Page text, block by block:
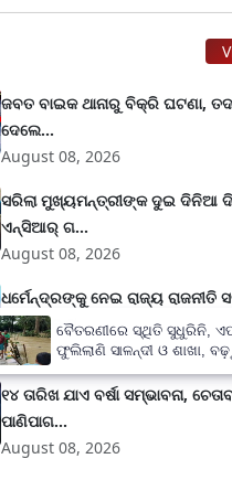
ଜବତ ବାଇକ ଥାନାରୁ ବିକ୍ରି ଘଟଣା,
ଦେଲେ...
August 08, 2026
ସରିଲା ମୁଖ୍ୟମନ୍ତ୍ରୀଙ୍କ ଦୁଇ ଦିନିଆ
ଏନ୍‌ସିଆର୍ ଗ...
August 08, 2026
ଧର୍ମେନ୍ଦ୍ରଙ୍କୁ ନେଇ ରାଜ୍ୟ ରାଜନୀତି
ନବୀନଙ୍କୁ ସ...
August 08, 2026
୧୪ ତାରିଖ ଯାଏ ବର୍ଷା ସମ୍ଭାବନା,
ପାଣିପାଗ...
August 08, 2026
ବୈତରଣୀରେ ସ୍ଥିତି ସୁଧୁରିନି,
ଫୁଲିଲାଣି ସାଳନ୍ଦୀ ଓ ଶାଖା,